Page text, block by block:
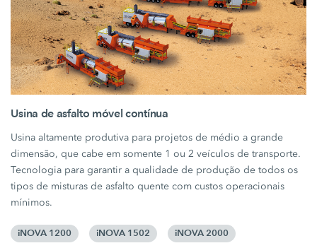
Usina de asfalto móvel contínua
Usina altamente produtiva para projetos de médio a grande
dimensão, que cabe em somente 1 ou 2 veículos de transporte.
Tecnologia para garantir a qualidade de produção de todos os
tipos de misturas de asfalto quente com custos operacionais
mínimos.
iNOVA 1200 iNOVA 1502 iNOVA 2000